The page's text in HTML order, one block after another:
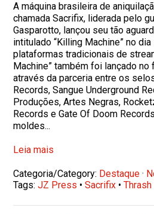
A máquina brasileira de
chamada Sacrifix, liderada pelo
Gasparotto, lançou seu tão
intitulado “Killing Machine” no
plataformas tradicionais de
Machine” também foi lançado
através da parceria entre os
Records, Sangue Underground
Produções, Artes Negras,
Records e Gate Of Doom
moldes...
Leia mais
Categoria/Category: Destaque ·
Tags:JZ Press •Sacrifix •